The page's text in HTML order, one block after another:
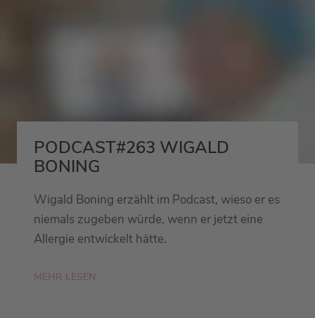
PODCAST#263 WIGALD
BONING
Wigald Boning erzählt im Podcast, wieso er es
niemals zugeben würde, wenn er jetzt eine
Allergie entwickelt hätte.
MEHR LESEN